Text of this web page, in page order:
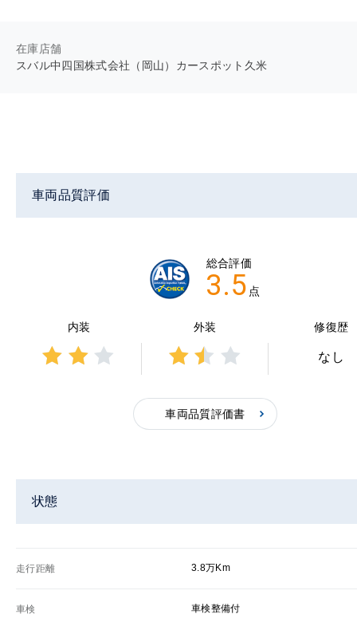
在庫店舗
スバル中四国株式会社（岡山）カースポット久米
車両品質評価
総合評価
3.5 点
内装 外装
1.5点
の評
修復歴
なし
車両品質評価書
状態
走行距離 3.8万Km
車検 車検整備付